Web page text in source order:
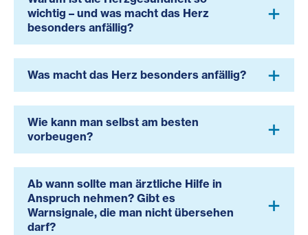
wichtig – und was macht das Herz
besonders anfällig?
Was macht das Herz besonders anfällig?
Wie kann man selbst am besten
vorbeugen?
Ab wann sollte man ärztliche Hilfe in
Anspruch nehmen? Gibt es
Warnsignale, die man nicht übersehen
darf?